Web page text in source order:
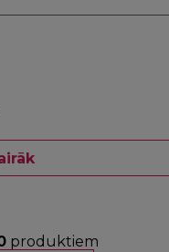
produktiem